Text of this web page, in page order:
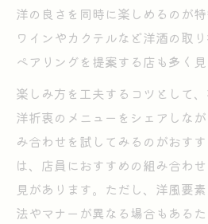
ツ
横浜らしさが薫る居酒屋選
居酒屋選びで横浜らし
地元密着型居酒屋を選
横浜の街に根付いた
居酒屋で味わう横浜
失敗しない居酒屋選び
歴史とともに進化する横浜
洋の良さを同時に楽しめるのが特
ワインやカクテルなど洋酒の取
ペアリングを提案する店も多く見
楽しみ方を工夫するコツとして
洋折衷のメニューをシェアしな
み合わせを試してみるのがおす
は、店員におすすめの組み合わ
見があります。ただし、洋風要
法やマナーが異なる場合もある